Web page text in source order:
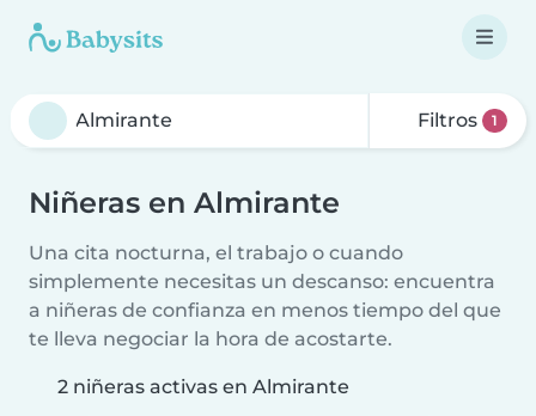
Filtros 1
Niñeras en Almirante
Una cita nocturna, el trabajo o cuando
simplemente necesitas un descanso: encuentra
a niñeras de confianza en menos tiempo del que
te lleva negociar la hora de acostarte.
2 niñeras activas en Almirante